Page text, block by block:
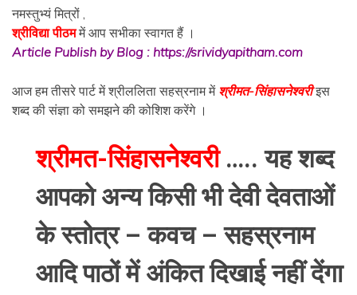
नमस्तुभ्यं मित्रों ,
श्रीविद्या पीठममें आप सभीका स्वागत हैं ।
Article Publish by Blog : https://srividyapitham.com
आज हम तीसरे पार्ट में श्रीललिता सहस्रनाम में श्रीमत-सिंहासनेश्वरीइस
शब्द की संज्ञा को समझने की कोशिश करेंगे ।
श्रीमत-सिंहासनेश्वरी….. यह शब्द
आपको अन्य किसी भी देवी देवताओं
के स्तोत्र – कवच – सहस्रनाम
आदि पाठों में अंकित दिखाई नहीं देंगा